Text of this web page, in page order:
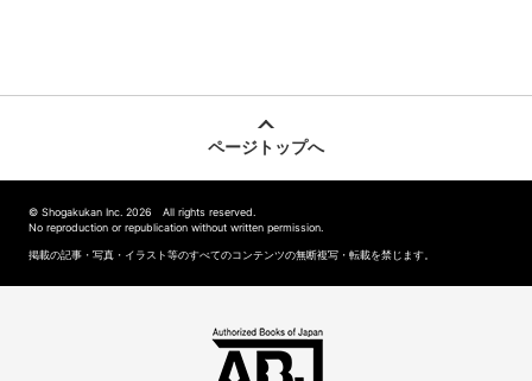
ページトップへ
© Shogakukan Inc. 2026 All rights reserved.
No reproduction or republication without written permission.
掲載の記事・写真・イラスト等のすべてのコンテンツの無断複写・転載を禁じます。